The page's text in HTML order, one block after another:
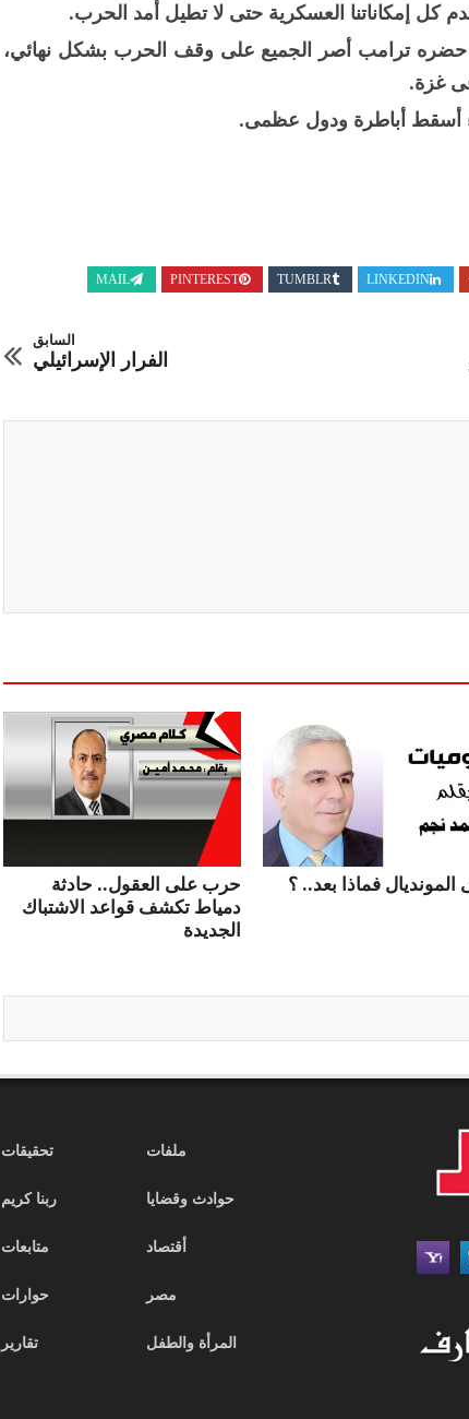
كل إمكاناتنا العسكرية حتى لا تطيل أمد الحرب.
حضره ترامب أصر الجميع على وقف الحرب بشكل نهائي،
غزة.
أسقط أباطرة ودول عظمى.
LINKEDIN
TUMBLR
PINTEREST
MAIL
السابق
الفرار الإسرائيلي
حرب على العقول.. حادثة
دمياط تكشف قواعد الاشتباك
الجديدة
المونديال فماذا بعد.. ؟
ملفات
تحقيقات
حوادث وقضايا
ربنا كريم
أقتصاد
متابعات
مصر
حوارات
المرأة والطفل
تقارير